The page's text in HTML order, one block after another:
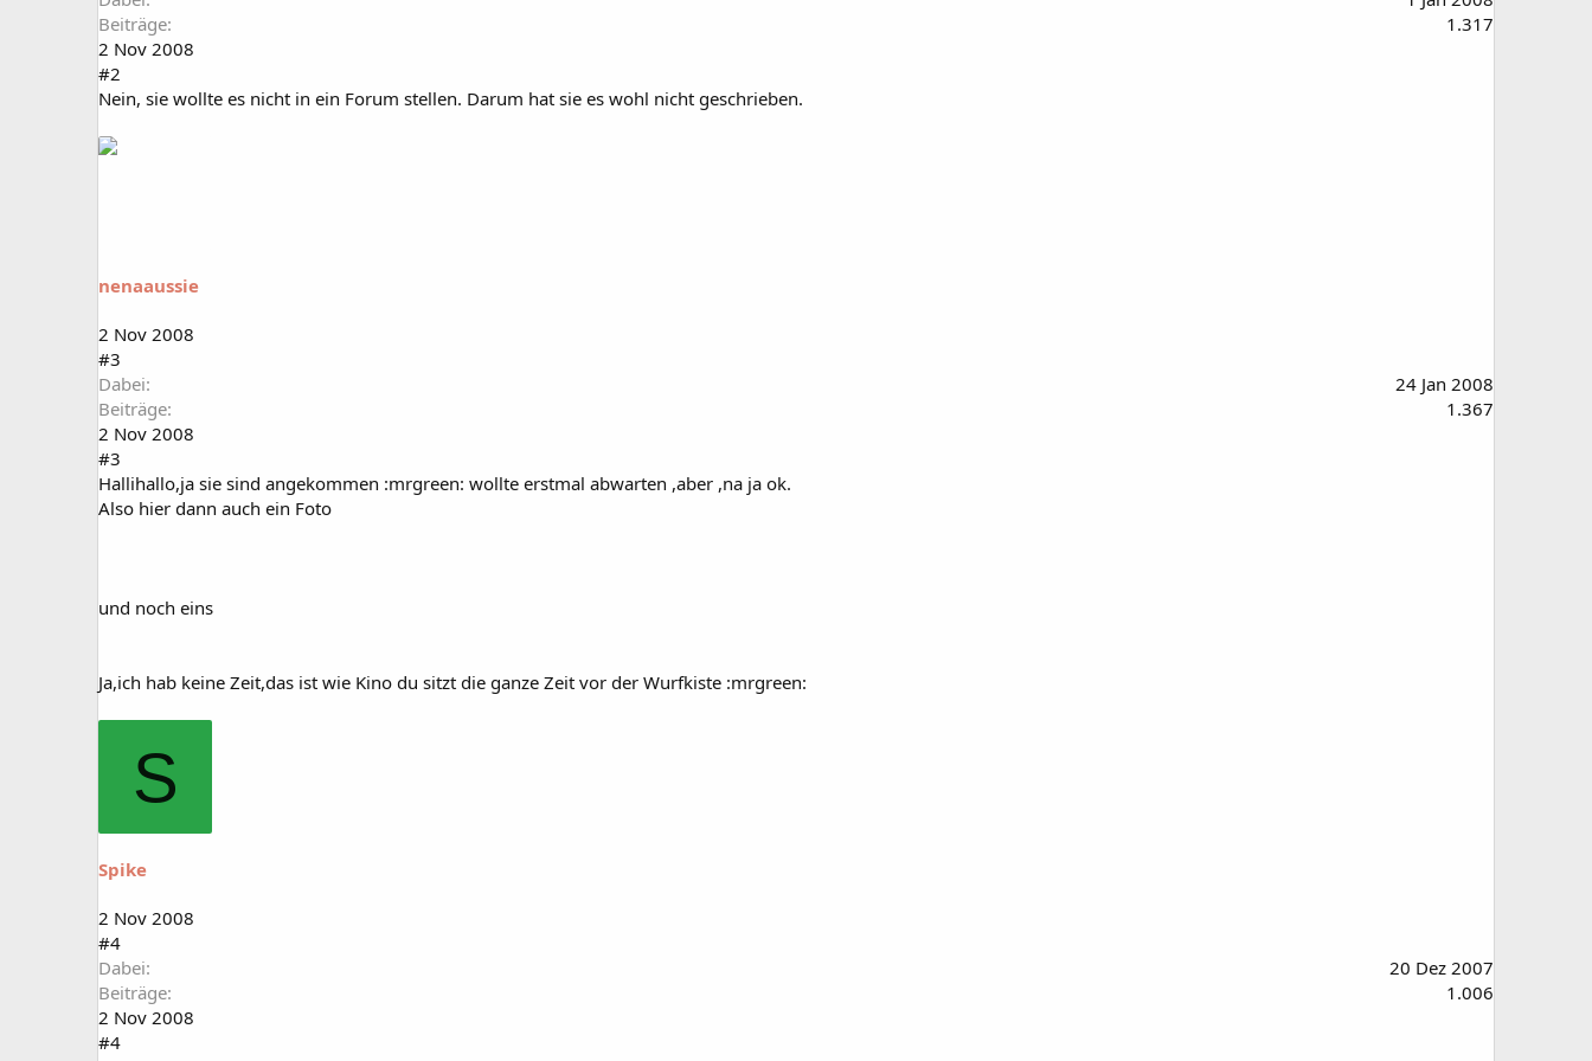
Beiträge
1.317
2 Nov 2008
#2
Nein, sie wollte es nicht in ein Forum stellen. Darum hat sie es wohl nicht geschrieben.
nenaaussie
2 Nov 2008
#3
Dabei
24 Jan 2008
Beiträge
1.367
2 Nov 2008
#3
Hallihallo,ja sie sind angekommen :mrgreen: wollte erstmal abwarten ,aber ,na ja ok.
Also hier dann auch ein Foto
und noch eins
Ja,ich hab keine Zeit,das ist wie Kino du sitzt die ganze Zeit vor der Wurfkiste :mrgreen:
S
Spike
2 Nov 2008
#4
Dabei
20 Dez 2007
Beiträge
1.006
2 Nov 2008
#4